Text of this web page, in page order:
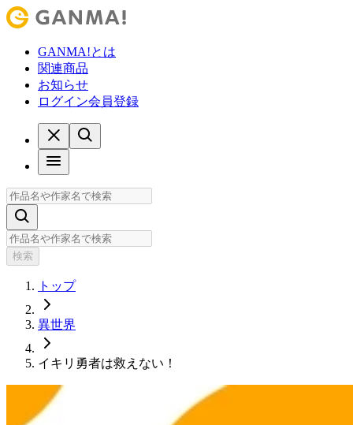
GANMA!とは
関連商品
お知らせ
ログイン会員登録
検索
トップ
異世界
イキリ勇者は救えない！